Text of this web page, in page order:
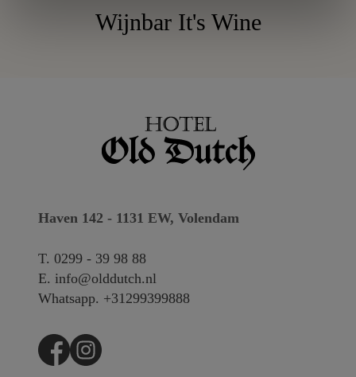
Wijnbar It's Wine
Haven 142 - 1131 EW, Volendam
T. 0299 - 39 98 88
E. info@olddutch.nl
Whatsapp. +31299399888